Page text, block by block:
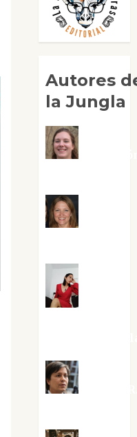
Autores
la Jungla